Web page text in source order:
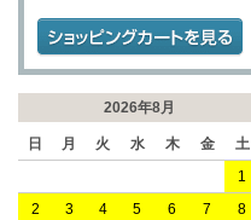
2026年8月
日 月 火 水 木 金
土
1
2
3 4 5 6 7
8